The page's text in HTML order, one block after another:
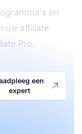
en
uw affiliate
Pro.
een
expert